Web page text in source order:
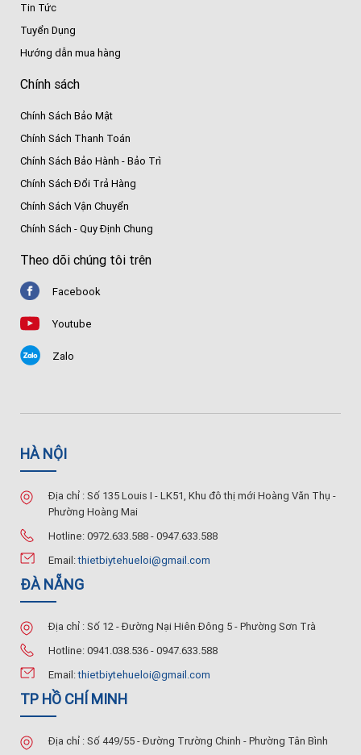
Tin Tức
Tuyển Dụng
Hướng dẫn mua hàng
Chính sách
Chính Sách Bảo Mật
Chính Sách Thanh Toán
Chính Sách Bảo Hành - Bảo Trì
Chính Sách Đổi Trả Hàng
Chính Sách Vận Chuyển
Chính Sách - Quy Định Chung
Theo dõi chúng tôi trên
Facebook
Youtube
Zalo
HÀ NỘI
Địa chỉ : Số 135 Louis I - LK51, Khu đô thị mới Hoàng Văn Thụ -
Phường Hoàng Mai
Hotline: 0972.633.588 - 0947.633.588
Email:thietbiytehueloi@gmail.com
ĐÀ NẴNG
Địa chỉ : Số 12 - Đường Nại Hiên Đông 5 - Phường Sơn Trà
Hotline: 0941.038.536 - 0947.633.588
Email:thietbiytehueloi@gmail.com
TP HỒ CHÍ MINH
Địa chỉ : Số 449/55 - Đường Trường Chinh - Phường Tân Bình